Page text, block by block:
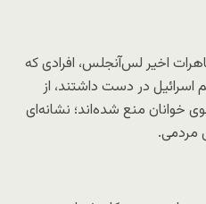
اخیر لس‌آنجلس، افرادی که
اسرائیل در دست داشتند، از
خوانان منع شده‌اند؛ نشانه‌ای
مردمی.